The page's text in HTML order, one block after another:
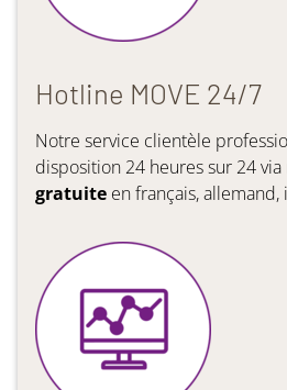
Hotline MOVE 24/7
Notre service clientèle
disposition 24 heures sur 24 via
gratuite en français, allemand,